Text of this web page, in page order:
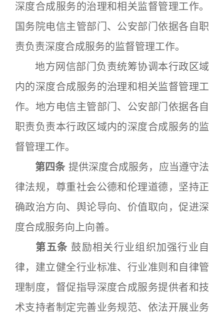
深度合成服务的治理和相关监督管理工作。
国务院电信主管部门、公安部门依据各自职
责负责深度合成服务的监督管理工作。
地方网信部门负责统筹协调本行政区域
内的深度合成服务的治理和相关监督管理工
作。地方电信主管部门、公安部门依据各自
职责负责本行政区域内的深度合成服务的监
督管理工作。
第四条 提供深度合成服务，应当遵守法
律法规，尊重社会公德和伦理道德，坚持正
确政治方向、舆论导向、价值取向，促进深
度合成服务向上向善。
第五条 鼓励相关行业组织加强行业自
律，建立健全行业标准、行业准则和自律管
理制度，督促指导深度合成服务提供者和技
术支持者制定完善业务规范、依法开展业务